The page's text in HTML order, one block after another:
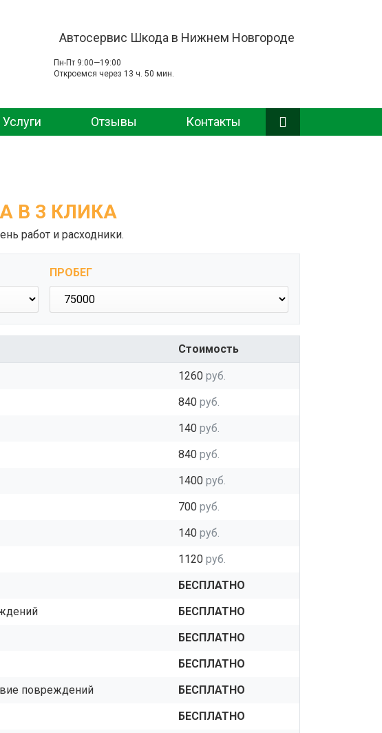
Автосервис Шкода в Нижнем Новгороде
Пн-Пт 9:00—19:00
Откроемся через 13 ч. 50 мин.
Услуги Отзывы Контакты
В 3 КЛИКА
работ и расходники.
ПРОБЕГ
Стоимость
1260 руб.
840 руб.
140 руб.
840 руб.
1400 руб.
700 руб.
140 руб.
1120 руб.
БЕСПЛАТНО
БЕСПЛАТНО
БЕСПЛАТНО
БЕСПЛАТНО
повреждений
БЕСПЛАТНО
БЕСПЛАТНО